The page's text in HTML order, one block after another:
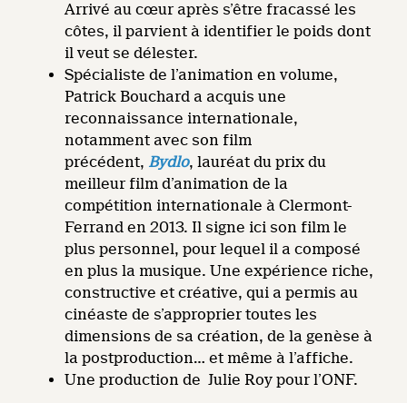
Arrivé au cœur après s’être fracassé les
côtes, il parvient à identifier le poids dont
il veut se délester.
Spécialiste de l’animation en volume,
Patrick Bouchard a acquis une
reconnaissance internationale,
notamment avec son film
précédent, Bydlo, lauréat du prix du
meilleur film d’animation de la
compétition internationale à Clermont-
Ferrand en 2013. Il signe ici son film le
plus personnel, pour lequel il a composé
en plus la musique. Une expérience riche,
constructive et créative, qui a permis au
cinéaste de s’approprier toutes les
dimensions de sa création, de la genèse à
la postproduction… et même à l’affiche.
Une production de Julie Roy pour l’ONF.